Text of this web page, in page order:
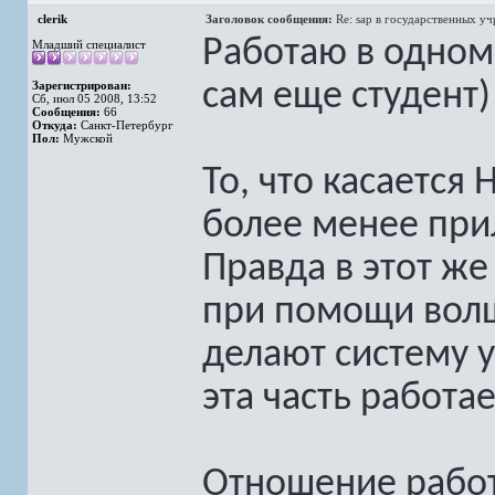
clerik Заголовок сообщения: Re: sap в государственных
Младший специалист
Зарегистрирован:
Сб, июл 05 2008, 13:52
Сообщения: 66
Откуда: Санкт-Петербург
Пол: Мужской
Работаю в одном
сам еще студент)
То, что касается
более менее
Правда в этот
при помощи
делают систему
эта часть
Отношение